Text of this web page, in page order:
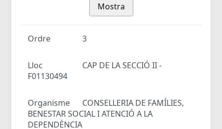
Mostra
Ordre 3
Lloc
CAP DE LA SECCIÓ II -
F01130494
Organisme
CONSELLERIA DE FAMÍLIES,
BENESTAR SOCIAL I ATENCIÓ A LA
DEPENDÈNCIA